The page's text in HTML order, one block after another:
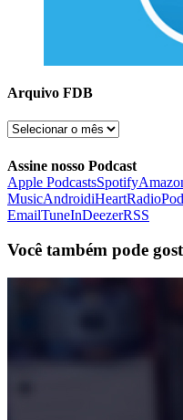
Arquivo FDB
Arquivo
Assine nosso Podcast
Apple PodcastsSpotify
MusicAndroidiHeartRadio
EmailTuneInDeezerRSS
Você também pode